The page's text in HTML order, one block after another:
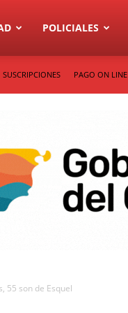
POLICIALES
SUSCRIPCIONES PAGO ON LINE
55 son de Esquel